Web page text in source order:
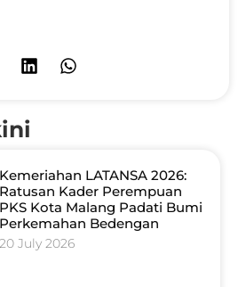
Kemeriahan LATANSA 2026:
Ratusan Kader Perempuan
PKS Kota Malang Padati Bumi
Perkemahan Bedengan
20 July 2026